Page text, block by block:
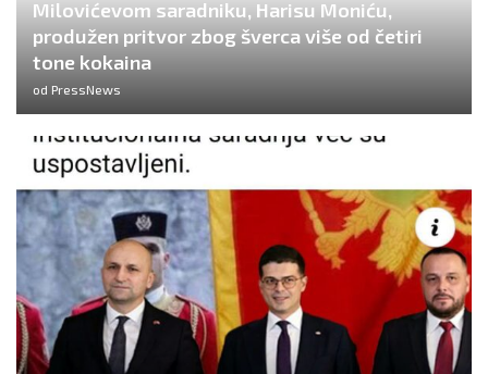
Milovićevom saradniku, Harisu Moniću,
produžen pritvor zbog šverca više od četiri
tone kokaina
od PressNews